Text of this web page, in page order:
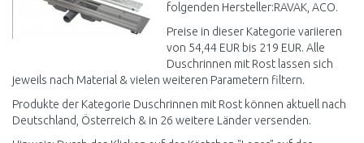
folgenden Hersteller:RAVAK, ACO.
Preise in dieser Kategorie variieren
von 54,44 EUR bis 219 EUR. Alle
Duschrinnen mit Rost lassen sich
jeweils nach Material & vielen weiteren Parametern filtern.
Produkte der Kategorie Duschrinnen mit Rost können aktuell nach
Deutschland, Österreich & in 26 weitere Länder versenden.